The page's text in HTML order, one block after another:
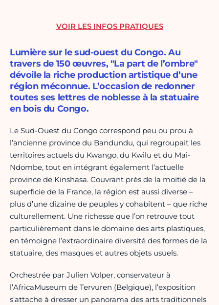
Lumière sur le sud-ouest du Congo. Au
travers de 150 œuvres, "La part de l’ombre"
dévoile la riche production artistique d’une
région méconnue. L’occasion de redonner
toutes ses lettres de noblesse à la statuaire
en bois du Congo.
Le Sud-Ouest du Congo correspond peu ou prou à
l’ancienne province du Bandundu, qui regroupait les
territoires actuels du Kwango, du Kwilu et du Mai-
Ndombe, tout en intégrant également l’actuelle
province de Kinshasa. Couvrant près de la moitié de la
superficie de la France, la région est aussi diverse –
plus d’une dizaine de peuples y cohabitent – que riche
culturellement. Une richesse que l’on retrouve tout
particulièrement dans le domaine des arts plastiques,
en témoigne l’extraordinaire diversité des formes de la
statuaire, des masques et autres objets usuels.
Orchestrée par Julien Volper, conservateur à
l’AfricaMuseum de Tervuren (Belgique), l’exposition
s’attache à dresser un panorama des arts traditionnels
VOIR LES INFOS PRATIQUES